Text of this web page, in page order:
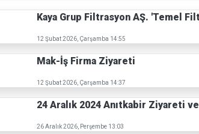
Kaya Grup Filtrasyon AŞ. 'Temel
12 Şubat 2026, Çarşamba 14:55
Mak-İş Firma Ziyareti
12 Şubat 2026, Çarşamba 14:37
24 Aralık 2024 Anıtkabir Ziyareti
26 Aralık 2026, Perşembe 13:03